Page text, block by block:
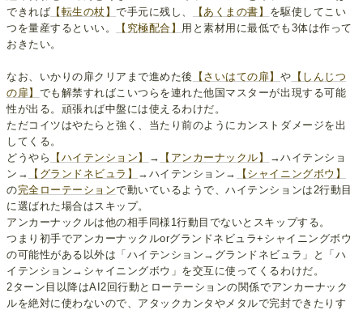
できれば 【転生の杖】で手元に残し、 【あくまの書】 を駆使してこい
つを量産するといい。
【究極配合】 用と素材用に最低でも3体は作って
おきたい。
なお、いかりの扉クリアまで進めた後 【さいはての扉】や 【しんじつ
の扉】 でも解禁すればこいつらを連れた他国マスターが出現する可能
性が出る。頑張れば中盤には使えるわけだ。
ただコイツはやたらと強く、当たり前のようにカンストダメージを出
してくる。
どうやら
【ハイテンション】 → 【アンカーナックル】
→ハイテンショ
ン→
【グランドネビュラ】 →ハイテンション→
【シャイニングボウ】
の完全ローテーションで動いているようで、ハイテンションは2行動目
に選ばれた場合はスキップ。
アンカーナックルは他の相手同様1行動目でないとスキップする。
つまり初手でアンカーナックルorグランドネビュラ+シャイニングボウ
の可能性がある以外は「ハイテンション→グランドネビュラ」と「ハ
イテンション→シャイニングボウ」を交互に使ってくるわけだ。
2ターン目以降はAI2回行動とローテーションの関係でアンカーナック
ルを絶対に使わないので、アタックカンタやメタルで完封できたりす